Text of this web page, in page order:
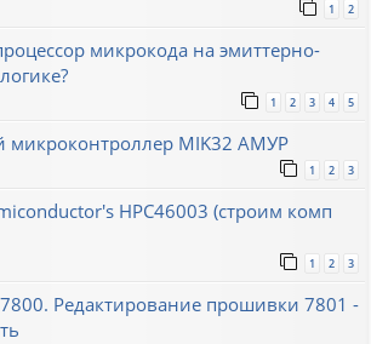
1 2
микрокода на эмиттерно-
1 2 3 4 5
микроконтроллер MIK32 АМУР
1 2 3
HPC46003 (строим комп
1 2 3
Редактирование прошивки 7801 -